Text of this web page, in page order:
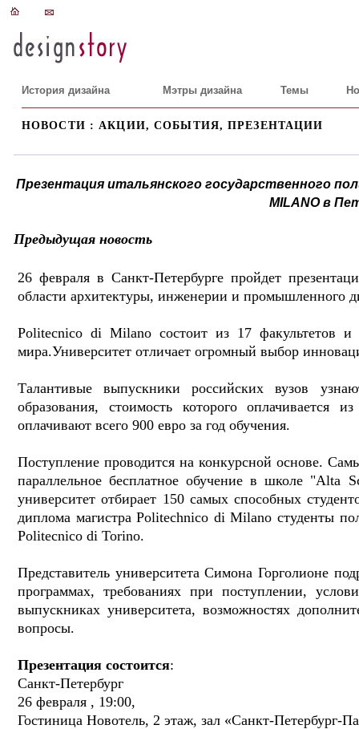
История дизайна Мэтры дизайна Темы
НОВОСТИ : АКЦИИ, СОБЫТИЯ, ПРЕЗЕНТАЦИИ
Презентация итальянского государственного
MILANO в
Предыдущая новость
26 февраля в Санкт-Петербурге пройдет
области архитектуры, инженерии и промышленного
Politecnico di Milano состоит из 17 факультетов
мира.Университет отличает огромный выбор
Талантивые выпускники российских вузов
образования, стоимость которого оплачивается
оплачивают всего 900 евро за год обучения.
Поступление проводится на конкурсной основе.
параллельное бесплатное обучение в школе "Alta
университет отбирает 150 самых способных
диплома магистра Politechnico di Milano студенты
Politecnico di Torino.
Представитель университета Симона Горголионе
программах, требованиях при поступлении,
выпускниках университета, возможностях
вопросы.
Презентация состоится:
Санкт-Петербург
26 февраля , 19:00,
Гостиница Новотель, 2 этаж, зал «Санкт-Петербург-